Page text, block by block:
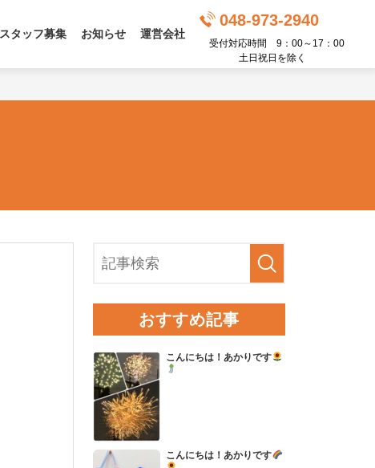
スタッフ募集 お知らせ 運営会社
048-973-2940
受付対応時間
9：00～17：00
土日祝日を除く
おすすめ記事
こんにちは！あかりです
こんにちは！あかりです